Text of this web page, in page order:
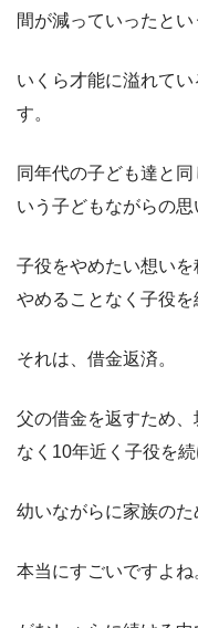
間が減っていったとい
いくら才能に溢れて
す。
同年代の子ども達と
いう子どもながらの思
子役をやめたい想い
やめることなく子役を
それは、借金返済。
父の借金を返すため
なく10年近く子役を続
幼いながらに家族のた
本当にすごいですよね